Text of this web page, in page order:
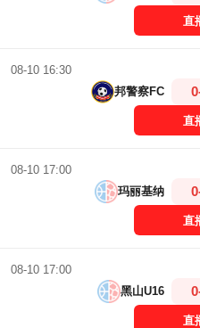
直
08-10 16:30
邦警察FC
直
08-10 17:00
玛丽基纳
直
08-10 17:00
黑山U16
直